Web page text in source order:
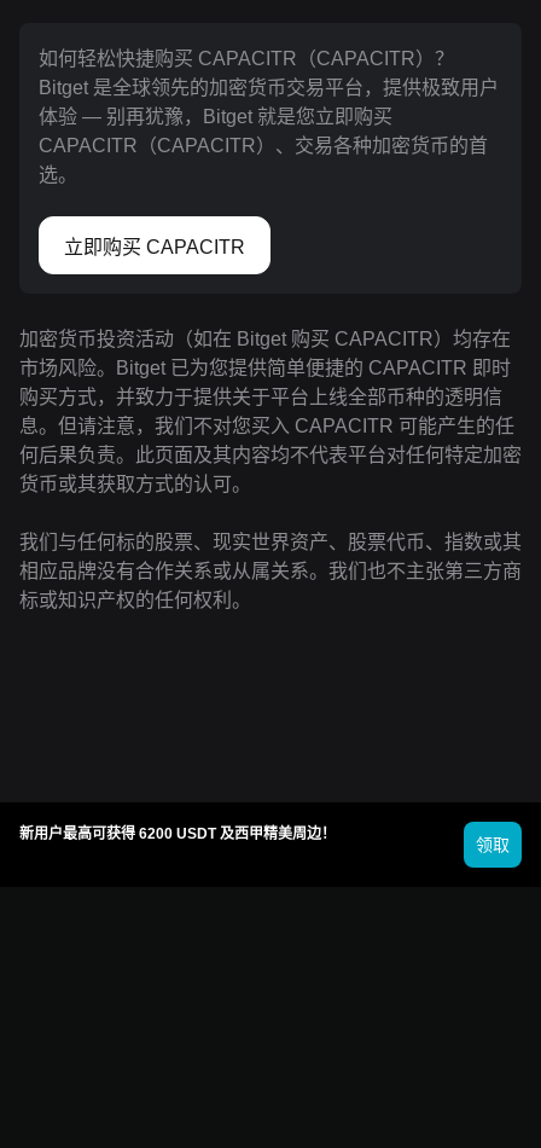
如何轻松快捷购买 CAPACITR（CAPACITR）？
Bitget 是全球领先的加密货币交易平台，提供极致用户
体验 — 别再犹豫，Bitget 就是您立即购买
CAPACITR（CAPACITR）、交易各种加密货币的首
选。
立即购买 CAPACITR
加密货币投资活动（如在 Bitget 购买 CAPACITR）均存在
市场风险。Bitget 已为您提供简单便捷的 CAPACITR 即时
购买方式，并致力于提供关于平台上线全部币种的透明信
息。但请注意，我们不对您买入 CAPACITR 可能产生的任
何后果负责。此页面及其内容均不代表平台对任何特定加密
货币或其获取方式的认可。
我们与任何标的股票、现实世界资产、股票代币、指数或其
相应品牌没有合作关系或从属关系。我们也不主张第三方商
标或知识产权的任何权利。
新用户最高可获得 6200 USDT 及西甲精美周边！
领取